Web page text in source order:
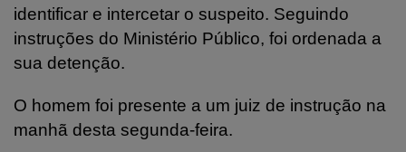
identificar e intercetar o suspeito. Seguindo
instruções do Ministério Público, foi ordenada a
sua detenção.
O homem foi presente a um juiz de instrução na
manhã desta segunda-feira.